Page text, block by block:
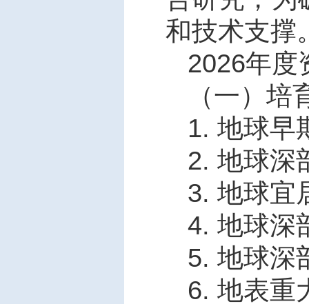
和技术支撑
2026年度
（一）培
1. 地球早
2. 地球深
3. 地球宜
4. 地球深
5. 地球深
6. 地表重